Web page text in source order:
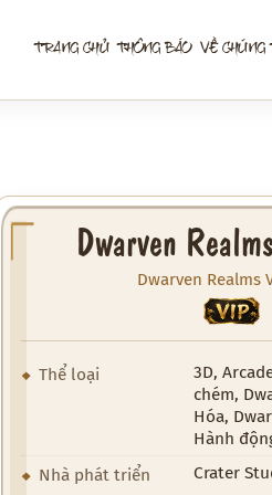
TRANG CHỦ THÔNG BÁO VỀ
Dwarven
Dwarven Realms
VIP
Thể loại
3D,
chém,
Hóa,
Hành
Nhà phát triển
Crater